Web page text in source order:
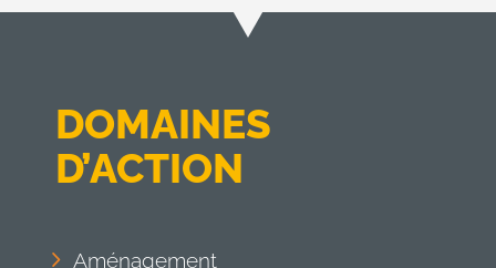
DOMAINES
D’ACTION
Aménagement